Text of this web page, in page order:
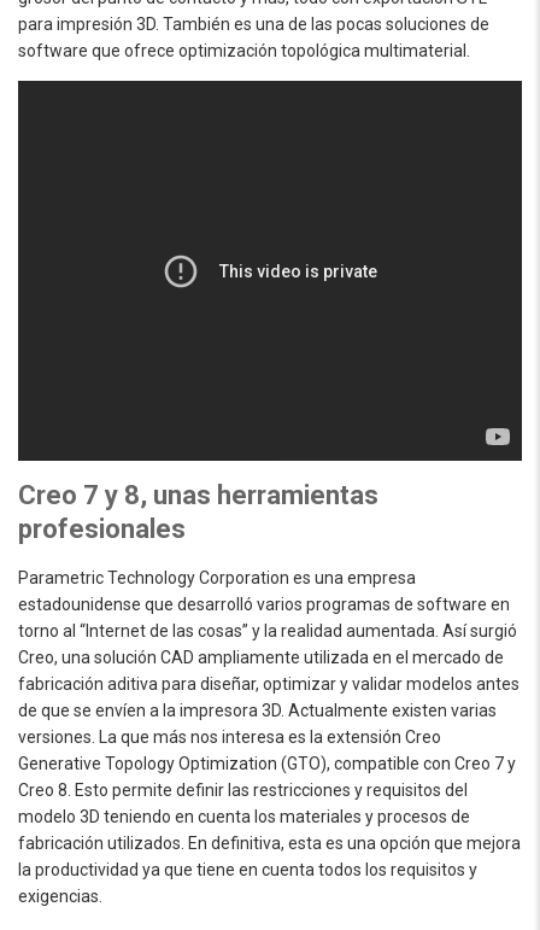
para impresión 3D. También es una de las pocas soluciones de
software que ofrece optimización topológica multimaterial.
Creo 7 y 8, unas herramientas
profesionales
Parametric Technology Corporation es una empresa
estadounidense que desarrolló varios programas de software en
torno al “Internet de las cosas” y la realidad aumentada. Así surgió
Creo, una solución CAD ampliamente utilizada en el mercado de
fabricación aditiva para diseñar, optimizar y validar modelos antes
de que se envíen a la impresora 3D. Actualmente existen varias
versiones. La que más nos interesa es la extensión Creo
Generative Topology Optimization (GTO), compatible con Creo 7 y
Creo 8. Esto permite definir las restricciones y requisitos del
modelo 3D teniendo en cuenta los materiales y procesos de
fabricación utilizados. En definitiva, esta es una opción que mejora
la productividad ya que tiene en cuenta todos los requisitos y
exigencias.